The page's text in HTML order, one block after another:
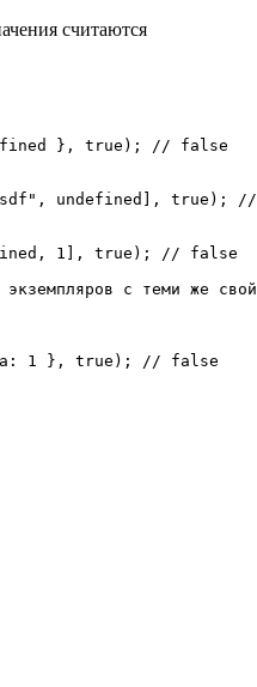
считаются
}, true );
// false
, undefined ], true );
//
, 1 ], true );
// false
с теми же
1 }, true ); // false